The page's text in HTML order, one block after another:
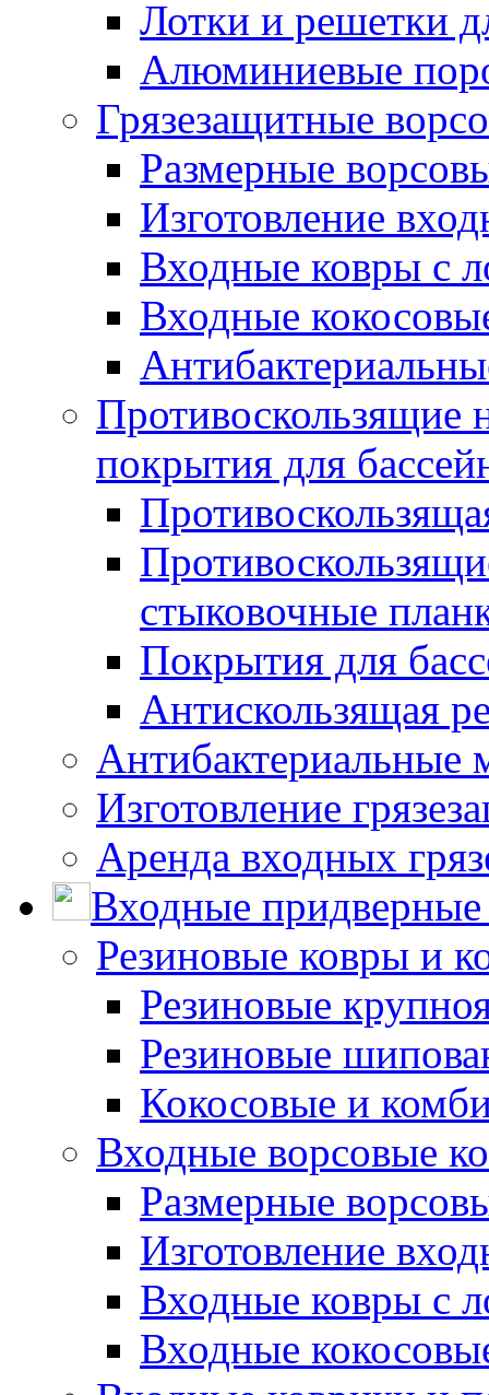
Лотки и решетки
Алюминиевые
Грязезащитные
Размерные
Изготовление
Входные ковры с
Входные
Противоскользящие
покрытия для
стыковочные
Покрытия для
Антискользящая
Антибактериальные
Изготовление
Аренда входных
Входные
Резиновые ковры и
Резиновые
Резиновые
Кокосовые и
Входные ворсовые
Размерные
Изготовление
Входные ковры с
Входные